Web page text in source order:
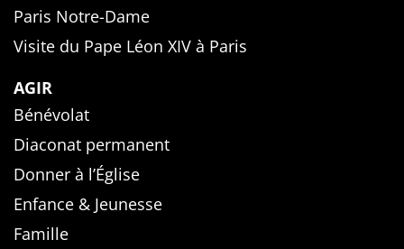
Paris Notre-Dame
Visite du Pape Léon XIV à Paris
AGIR
Bénévolat
Diaconat permanent
Donner à l’Église
Enfance & Jeunesse
Famille